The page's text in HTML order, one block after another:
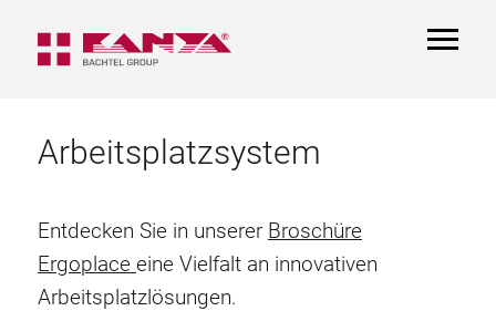
Arbeitsplatzsystem
Entdecken Sie in unserer Broschüre
Ergoplace eine Vielfalt an innovativen
Arbeitsplatzlösungen.